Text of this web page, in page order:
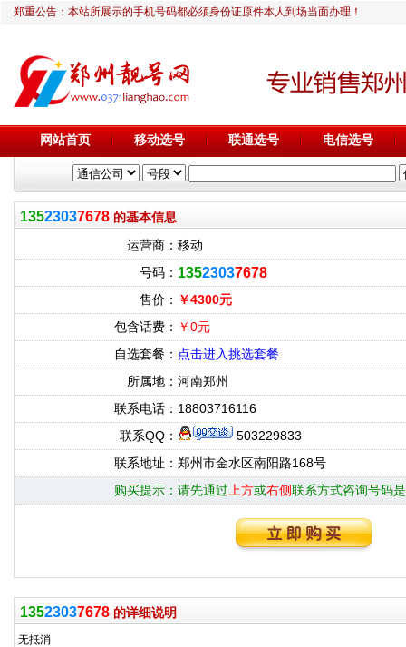
郑重公告：本站所展示的手机号码都必须身份证原件本人到场当面办理！
网站首页 移动选号 联通选号 电信选号
13523037678 的基本信息
运营商： 移动
号码： 13523037678
售价： ￥4300元
包含话费： ￥0元
自选套餐： 点击进入挑选套餐
所属地： 河南郑州
联系电话： 18803716116
联系QQ：
503229833
联系地址： 郑州市金水区南阳路168号
购买提示： 请先通过 上方或右侧联系方式咨询号码
13523037678 的详细说明
无抵消